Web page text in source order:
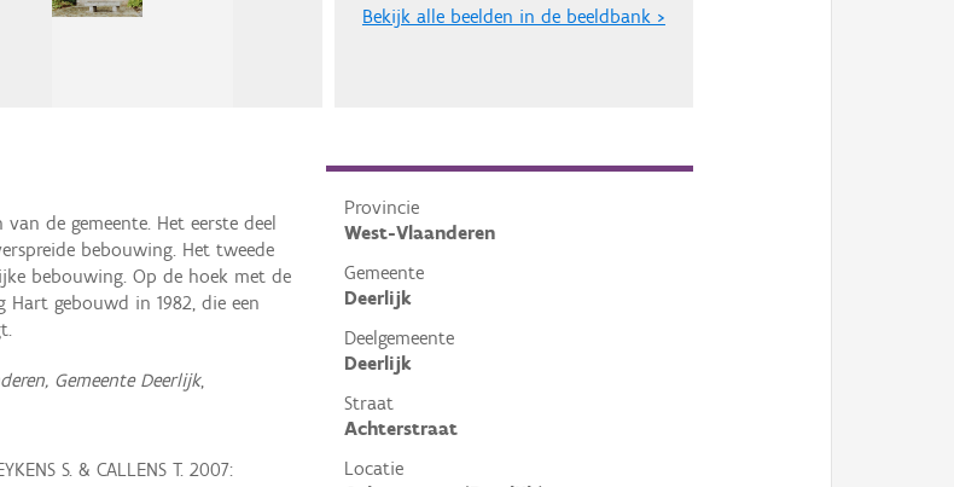
Bekijk alle beelden in de beeldbank >
Provincie
West-Vlaanderen
Gemeente
Deerlijk
Deelgemeente
Deerlijk
Straat
Achterstraat
Locatie
de gemeente. Het eerste deel
bebouwing. Het tweede
bebouwing. Op de hoek met de
gebouwd in 1982, die een
Gemeente Deerlijk,
S. & CALLENS T. 2007: